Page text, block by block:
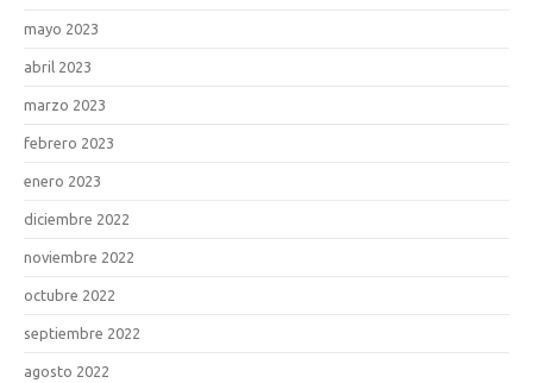
mayo 2023
abril 2023
marzo 2023
febrero 2023
enero 2023
diciembre 2022
noviembre 2022
octubre 2022
septiembre 2022
agosto 2022